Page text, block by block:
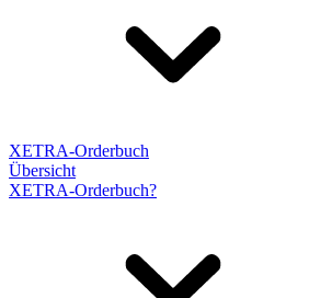
XETRA-Orderbuch
Übersicht
XETRA-Orderbuch?